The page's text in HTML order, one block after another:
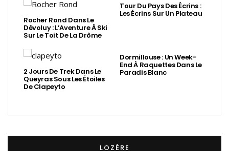
Rocher Rond Dans Le
Dévoluy : L’Aventure À Ski
Sur Le Toit De La Drôme
Tour Du Pays Des Écrins :
Les Écrins Sur Un Plateau
2 Jours De Trek Dans Le
Queyras Sous Les Étoiles
De Clapeyto
Dormillouse : Un Week-
End À Raquettes Dans Le
Paradis Blanc
LOZÈRE